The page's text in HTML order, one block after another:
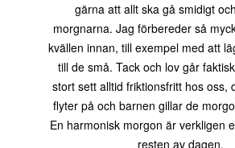
gärna att allt ska gå smidigt
morgnarna. Jag förbereder så
kvällen innan, till exempel med att
till de små. Tack och lov går
stort sett alltid friktionsfritt hos oss,
flyter på och barnen gillar de
En harmonisk morgon är verkligen
resten av dagen.